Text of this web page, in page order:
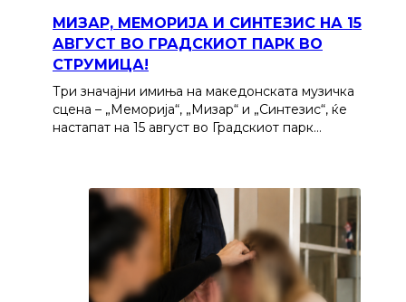
МИЗАР, МЕМОРИЈА И СИНТЕЗИС НА 15
АВГУСТ ВО ГРАДСКИОТ ПАРК ВО
СТРУМИЦА!
Три значајни имиња на македонската музичка
сцена – „Меморија“, „Мизар“ и „Синтезис“, ќе
настапат на 15 август во Градскиот парк…